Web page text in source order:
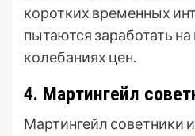
коротких временных
пытаются заработать
колебаниях цен.
4. Мартингейл
Мартингейл советники